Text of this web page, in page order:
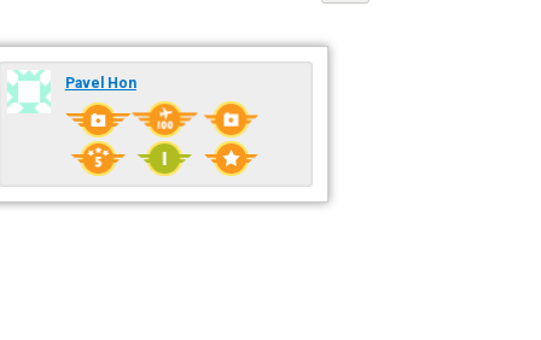
Pavel Hon